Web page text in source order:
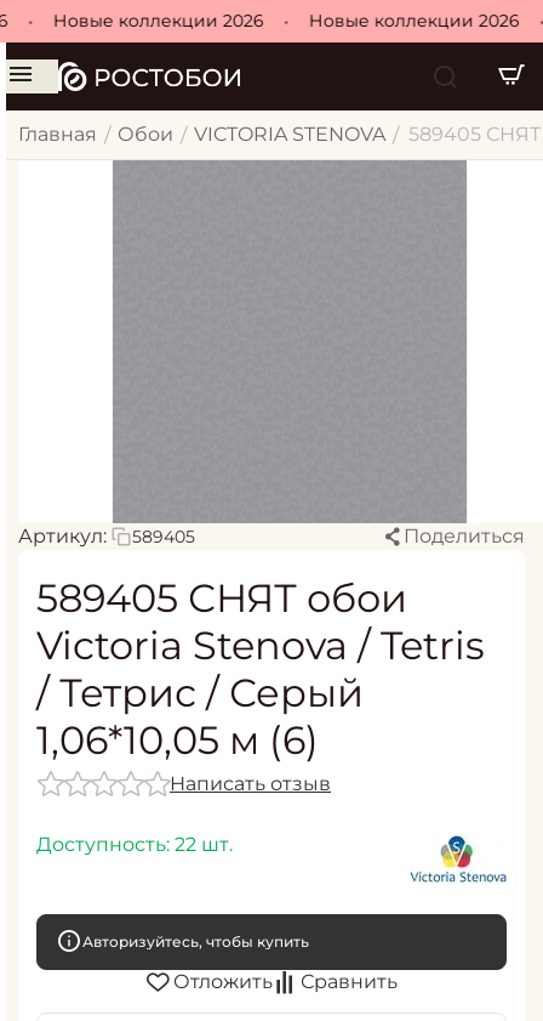
Новые коллекции 2026 Новые коллекции 2026
Главная / Обои / VICTORIA STENOVA / 589405 СНЯТ
Артикул: 589405 Поделиться
589405 СНЯТ обои
Victoria Stenova / Tetris
/ Тетрис / Серый
1,06*10,05 м (6)
Написать отзыв
Доступность: 22 шт.
Авторизуйтесь, чтобы купить
Отложить Сравнить